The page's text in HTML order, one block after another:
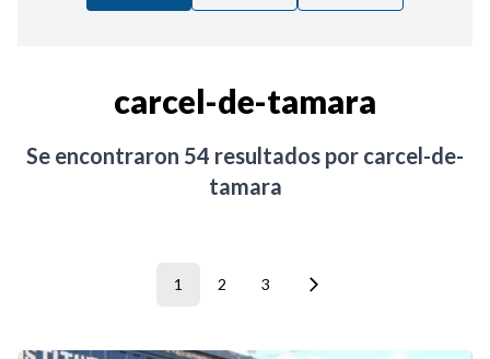
carcel-de-tamara
Se encontraron 54 resultados por carcel-de-
tamara
1 2 3